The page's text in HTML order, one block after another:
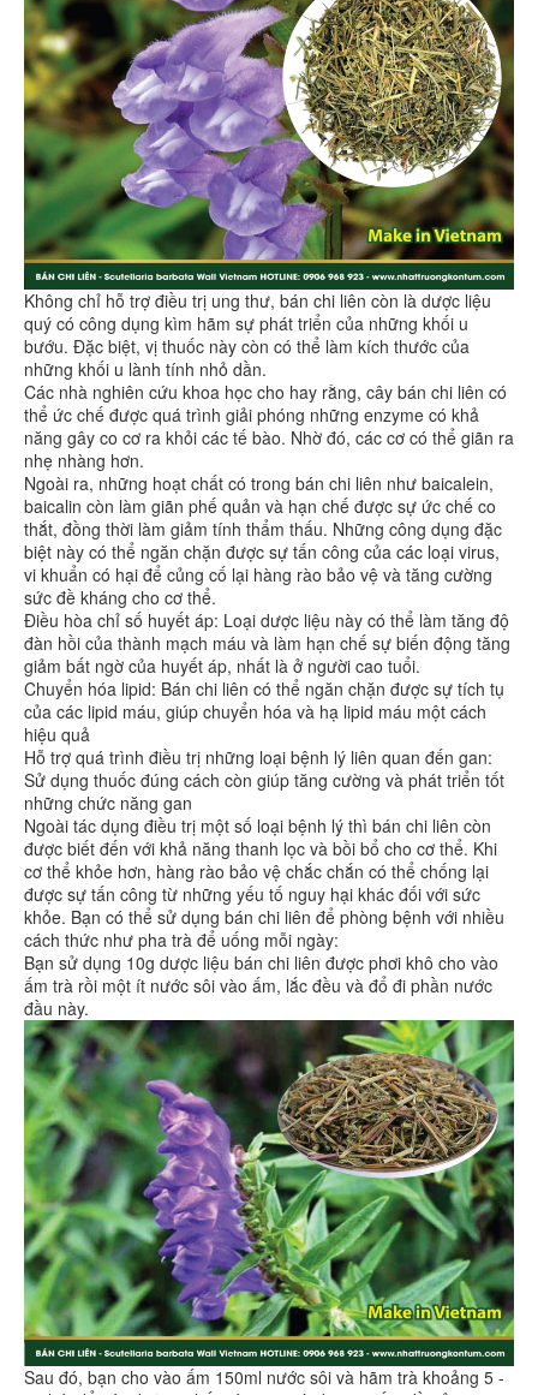
Không chỉ hỗ trợ điều trị ung thư, bán chi liên còn là dược liệu
quý có công dụng kìm hãm sự phát triển của những khối u
bướu. Đặc biệt, vị thuốc này còn có thể làm kích thước của
những khối u lành tính nhỏ dần.
Các nhà nghiên cứu khoa học cho hay rằng, cây bán chi liên có
thể ức chế được quá trình giải phóng những enzyme có khả
năng gây co cơ ra khỏi các tế bào. Nhờ đó, các cơ có thể giãn ra
nhẹ nhàng hơn.
Ngoài ra, những hoạt chất có trong bán chi liên như baicalein,
baicalin còn làm giãn phế quản và hạn chế được sự ức chế co
thắt, đồng thời làm giảm tính thẩm thấu. Những công dụng đặc
biệt này có thể ngăn chặn được sự tấn công của các loại virus,
vi khuẩn có hại để củng cố lại hàng rào bảo vệ và tăng cường
sức đề kháng cho cơ thể.
Điều hòa chỉ số huyết áp: Loại dược liệu này có thể làm tăng độ
đàn hồi của thành mạch máu và làm hạn chế sự biến động tăng
giảm bất ngờ của huyết áp, nhất là ở người cao tuổi.
Chuyển hóa lipid: Bán chi liên có thể ngăn chặn được sự tích tụ
của các lipid máu, giúp chuyển hóa và hạ lipid máu một cách
hiệu quả
Hỗ trợ quá trình điều trị những loại bệnh lý liên quan đến gan:
Sử dụng thuốc đúng cách còn giúp tăng cường và phát triển tốt
những chức năng gan
Ngoài tác dụng điều trị một số loại bệnh lý thì bán chi liên còn
được biết đến với khả năng thanh lọc và bồi bổ cho cơ thể. Khi
cơ thể khỏe hơn, hàng rào bảo vệ chắc chắn có thể chống lại
được sự tấn công từ những yếu tố nguy hại khác đối với sức
khỏe. Bạn có thể sử dụng bán chi liên để phòng bệnh với nhiều
cách thức như pha trà để uống mỗi ngày:
Bạn sử dụng 10g dược liệu bán chi liên được phơi khô cho vào
ấm trà rồi một ít nước sôi vào ấm, lắc đều và đổ đi phần nước
đầu này.
Sau đó, bạn cho vào ấm 150ml nước sôi và hãm trà khoảng 5 -